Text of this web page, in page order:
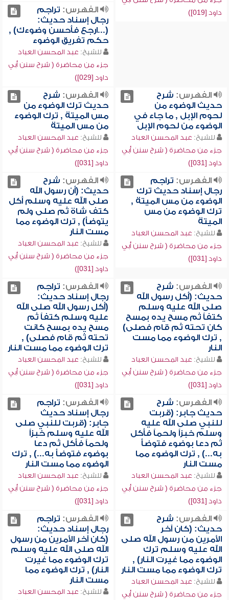
داود [019])
الفهرس: تراجم
رجال إسناد حديث:
(...ارجع فأحسن وضوءك) ,
حكم تفريق الوضوء
للشيخ: عبد المحسن العباد
جزء من محاضرة ( شرح سنن أبي
داود [029])
الفهرس: شرح
حديث الوضوء من
لحوم الإبل , ما جاء في
الوضوء من لحوم الإبل
للشيخ: عبد المحسن العباد
جزء من محاضرة ( شرح سنن أبي
داود [031])
الفهرس: شرح
حديث ترك الوضوء من
مس الميتة , ترك الوضوء
من مس الميتة
للشيخ: عبد المحسن العباد
جزء من محاضرة ( شرح سنن أبي
داود [031])
الفهرس: تراجم
رجال إسناد حديث ترك
الوضوء من مس الميتة ,
ترك الوضوء من مس
الميتة
للشيخ: عبد المحسن العباد
جزء من محاضرة ( شرح سنن أبي
داود [031])
الفهرس: شرح
حديث: (أن رسول الله
صلى الله عليه وسلم أكل
كتف شاة ثم صلى ولم
يتوضأ) , ترك الوضوء مما
مست النار
للشيخ: عبد المحسن العباد
جزء من محاضرة ( شرح سنن أبي
داود [031])
الفهرس: شرح
حديث: (أكل رسول الله
صلى الله عليه وسلم
كتفاً ثم مسح يده بمسح
كان تحته ثم قام فصلى)
, ترك الوضوء مما مست
النار
للشيخ: عبد المحسن العباد
جزء من محاضرة ( شرح سنن أبي
داود [031])
الفهرس: تراجم
رجال إسناد حديث:
(أكل رسول الله صلى الله
عليه وسلم كتفاً ثم
مسح يده بمسح كانت
تحته ثم قام فصلى) ,
ترك الوضوء مما مست النار
للشيخ: عبد المحسن العباد
جزء من محاضرة ( شرح سنن أبي
داود [031])
الفهرس: شرح
حديث جابر: (قربت
للنبي صلى الله عليه
وسلم خبزاً ولحماً فأكل
ثم دعا بوضوء فتوضأ
به...) , ترك الوضوء مما
مست النار
للشيخ: عبد المحسن العباد
جزء من محاضرة ( شرح سنن أبي
داود [031])
الفهرس: تراجم
رجال إسناد حديث
جابر: (قربت للنبي صلى
الله عليه وسلم خبزاً
ولحماً فأكل ثم دعا
بوضوء فتوضأ به...) , ترك
الوضوء مما مست النار
للشيخ: عبد المحسن العباد
جزء من محاضرة ( شرح سنن أبي
داود [031])
الفهرس: شرح
حديث: (كان آخر
الأمرين من رسول الله صلى
الله عليه وسلم ترك
الوضوء مما غيرت النار) ,
ترك الوضوء مما مست النار
للشيخ: عبد المحسن العباد
جزء من محاضرة ( شرح سنن أبي
الفهرس: تراجم
رجال إسناد حديث:
(كان آخر الأمرين من رسول
الله صلى الله عليه وسلم
ترك الوضوء مما غيرت
النار) , ترك الوضوء مما
مست النار
للشيخ: عبد المحسن العباد